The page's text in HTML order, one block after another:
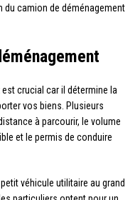
du camion de déménagement
est crucial car il détermine la
vos biens. Plusieurs
à parcourir, le volume
et le permis de conduire
véhicule utilitaire au grand